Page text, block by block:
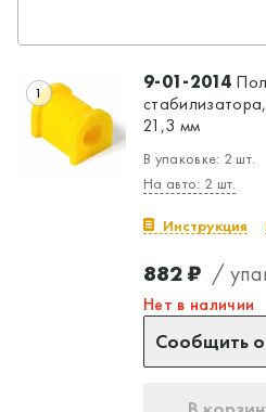
1 9-01-2014
21,3 мм
В упаковке: 2 шт.
На авто: 2 шт.
Инструкция
882 ₽ /
Нет в наличии
Сообщить о